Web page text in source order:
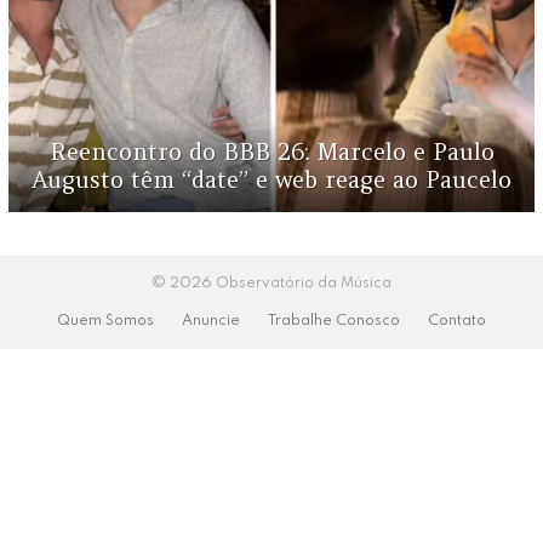
Reencontro do BBB 26: Marcelo e Paulo
Augusto têm “date” e web reage ao Paucelo
© 2026 Observatório da Música
Quem Somos Anuncie Trabalhe Conosco Contato